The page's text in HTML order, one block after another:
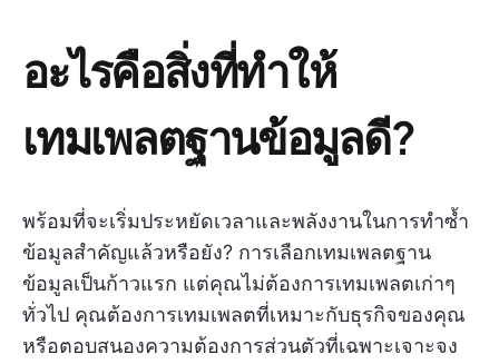
อะไรคือสิ่งที่ทำให้
เทมเพลตฐานข้อมูลดี?
พร้อมที่จะเริ่มประหยัดเวลาและพลังงานในการทำซ้ำ
ข้อมูลสำคัญแล้วหรือยัง? การเลือกเทมเพลตฐาน
ข้อมูลเป็นก้าวแรก แต่คุณไม่ต้องการเทมเพลตเก่าๆ
ทั่วไป คุณต้องการเทมเพลตที่เหมาะกับธุรกิจของคุณ
หรือตอบสนองความต้องการส่วนตัวที่เฉพาะเจาะจง